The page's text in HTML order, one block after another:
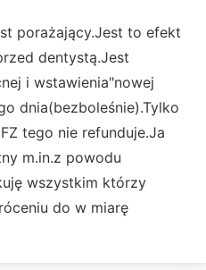
porażający.Jest to efekt
dentystą.Jest
i wstawienia"nowej
dnia(bezboleśnie).Tylko
tego nie refunduje.Ja
m.in.z powodu
wszystkim którzy
do w miarę